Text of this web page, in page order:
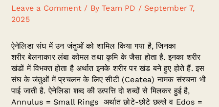
Leave a Comment / ByTeam PD / September 7,
2025
ऐनेलिडा संघ में उन जंतुओं को शामिल किया गया है, जिनका
शरीर बेलनाकार लंबा कोमल तथा कृमि के जैसा होता है. इनका शरीर
खंडों में विभक्त होता है अर्थात इनके शरीर पर खंड बने हुए होते हैं. इस
संघ के जंतुओं में प्रचलन के लिए सीटी (Ceatea) नामक संरचना भी
पाई जाती है. ऐनेलिडा शब्द की उत्पत्ति दो शब्दों से मिलकर हुई है,
Annulus = Small Rings अर्थात छोटे-छोटे छल्ले व Edos =